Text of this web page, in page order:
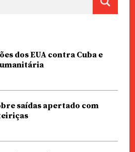
dos EUA contra Cuba e
saídas apertado com